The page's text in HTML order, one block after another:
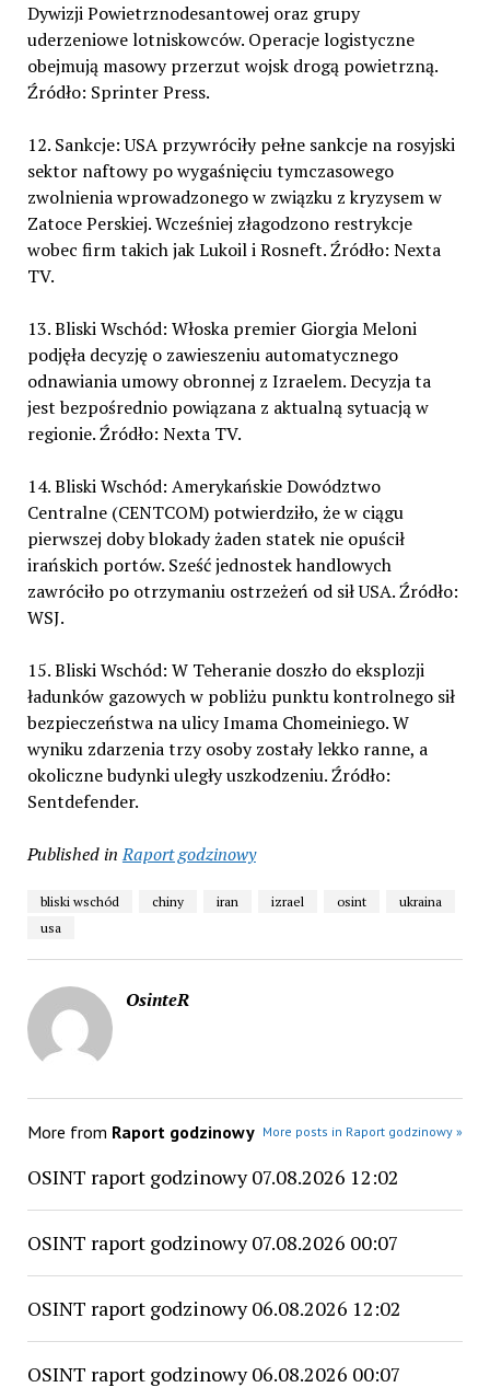
Dywizji Powietrznodesantowej oraz grupy
uderzeniowe lotniskowców. Operacje logistyczne
obejmują masowy przerzut wojsk drogą powietrzną.
Źródło: Sprinter Press.
12. Sankcje: USA przywróciły pełne sankcje na rosyjski
sektor naftowy po wygaśnięciu tymczasowego
zwolnienia wprowadzonego w związku z kryzysem w
Zatoce Perskiej. Wcześniej złagodzono restrykcje
wobec firm takich jak Lukoil i Rosneft. Źródło: Nexta
TV.
13. Bliski Wschód: Włoska premier Giorgia Meloni
podjęła decyzję o zawieszeniu automatycznego
odnawiania umowy obronnej z Izraelem. Decyzja ta
jest bezpośrednio powiązana z aktualną sytuacją w
regionie. Źródło: Nexta TV.
14. Bliski Wschód: Amerykańskie Dowództwo
Centralne (CENTCOM) potwierdziło, że w ciągu
pierwszej doby blokady żaden statek nie opuścił
irańskich portów. Sześć jednostek handlowych
zawróciło po otrzymaniu ostrzeżeń od sił USA. Źródło:
WSJ.
15. Bliski Wschód: W Teheranie doszło do eksplozji
ładunków gazowych w pobliżu punktu kontrolnego sił
bezpieczeństwa na ulicy Imama Chomeiniego. W
wyniku zdarzenia trzy osoby zostały lekko ranne, a
okoliczne budynki uległy uszkodzeniu. Źródło:
Sentdefender.
Published in Raport godzinowy
bliski wschód chiny iran izrael osint
ukraina
usa
OsinteR
More from Raport godzinowy More posts in Raport godzinowy »
OSINT raport godzinowy 07.08.2026 12:02
OSINT raport godzinowy 07.08.2026 00:07
OSINT raport godzinowy 06.08.2026 12:02
OSINT raport godzinowy 06.08.2026 00:07